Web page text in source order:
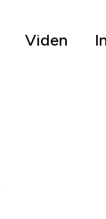
Viden